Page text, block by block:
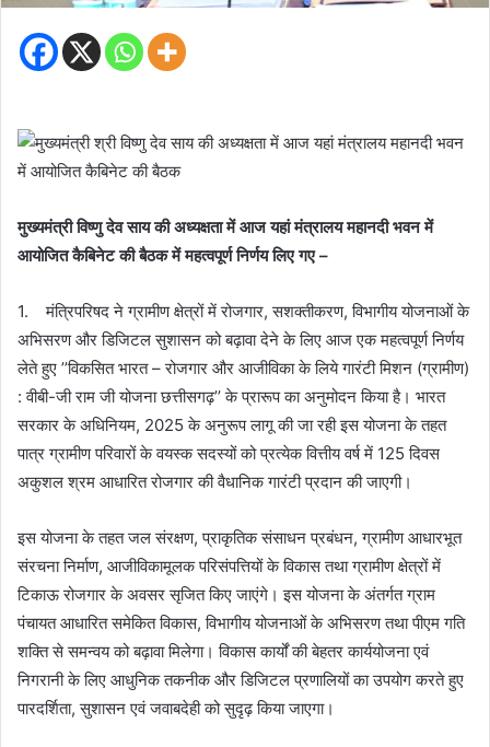
मुख्यमंत्री विष्णु देव साय की अध्यक्षता में आज यहां मंत्रालय महानदी भवन में
आयोजित कैबिनेट की बैठक में महत्वपूर्ण निर्णय लिए गए –
1. मंत्रिपरिषद ने ग्रामीण क्षेत्रों में रोजगार, सशक्तीकरण, विभागीय योजनाओं के
अभिसरण और डिजिटल सुशासन को बढ़ावा देने के लिए आज एक महत्वपूर्ण निर्णय
लेते हुए ’’विकसित भारत – रोजगार और आजीविका के लिये गारंटी मिशन (ग्रामीण)
: वीबी-जी राम जी योजना छत्तीसगढ़’’ के प्रारूप का अनुमोदन किया है। भारत
सरकार के अधिनियम, 2025 के अनुरूप लागू की जा रही इस योजना के तहत
पात्र ग्रामीण परिवारों के वयस्क सदस्यों को प्रत्येक वित्तीय वर्ष में 125 दिवस
अकुशल श्रम आधारित रोजगार की वैधानिक गारंटी प्रदान की जाएगी।
इस योजना के तहत जल संरक्षण, प्राकृतिक संसाधन प्रबंधन, ग्रामीण आधारभूत
संरचना निर्माण, आजीविकामूलक परिसंपत्तियों के विकास तथा ग्रामीण क्षेत्रों में
टिकाऊ रोजगार के अवसर सृजित किए जाएंगे। इस योजना के अंतर्गत ग्राम
पंचायत आधारित समेकित विकास, विभागीय योजनाओं के अभिसरण तथा पीएम गति
शक्ति से समन्वय को बढ़ावा मिलेगा। विकास कार्यों की बेहतर कार्ययोजना एवं
निगरानी के लिए आधुनिक तकनीक और डिजिटल प्रणालियों का उपयोग करते हुए
पारदर्शिता, सुशासन एवं जवाबदेही को सुदृढ़ किया जाएगा।